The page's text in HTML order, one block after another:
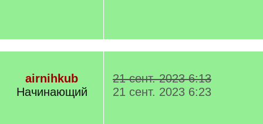
airnihkub
Начинающий
21 сент. 2023 6:13
21 сент. 2023 6:23